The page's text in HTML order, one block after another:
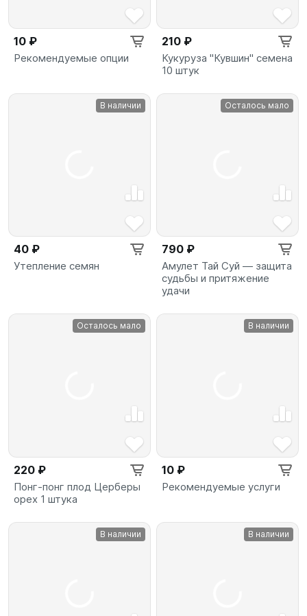
10 ₽
Рекомендуемые опции
210 ₽
Кукуруза "Кувшин" семена
10 штук
В наличии
40 ₽
Утепление семян
Осталось мало
790 ₽
Амулет Тай Суй — защита
судьбы и притяжение
удачи
Осталось мало
220 ₽
Понг-понг плод Церберы
орех 1 штука
В наличии
10 ₽
Рекомендуемые услуги
В наличии В наличии